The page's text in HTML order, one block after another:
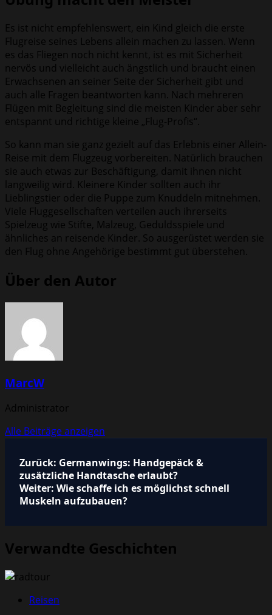
Es ist nicht empfehlenswert, ein Kind gleich die erste
Flugreise seines Lebens allein machen zu lassen. Wenn
es das Fliegen noch nicht kennt, ist es mit Sicherheit
nervös und vielleicht auch ängstlich und braucht einen
Erwachsenen an seiner Seite der Sicherheit gibt und
auch alle Fragen beantworten kann. Nach mehreren
Flügen mit Begleitung sind die meisten Kinder aber sehr
entspannt und richtige kleine „Flug-Profis“.
So kann man sie ganz gezielt auf das Erlebnis einer Allein-
Reise mit dem Flugzeug vorbereiten. Natürlich brauchen
sie auch etwas zur Beschäftigung, damit ihnen nicht
langweilig wird. Kleinere Kinder sollten auch ihr
Lieblingstier oder die Puppe zum Knuddeln mitnehmen.
Viele Fluggesellschaften verteilen auch ihrerseits
Spielzeug wie Stifte, Malzeug, Geduldsspiele und
ähnliches an reisende Kinder. So ausgerüstet werden sie
den Flug ohne Angehörige bestimmt gut überstehen.
Über den Autor
MarcW
Administrator
Alle Beiträge anzeigen
Beitragsnavigation
Zurück: Germanwings: Handgepäck &
zusätzliche Handtasche erlaubt?
Weiter: Wie schaffe ich es möglichst schnell
Muskeln aufzubauen?
Verwandte Geschichten
Reisen